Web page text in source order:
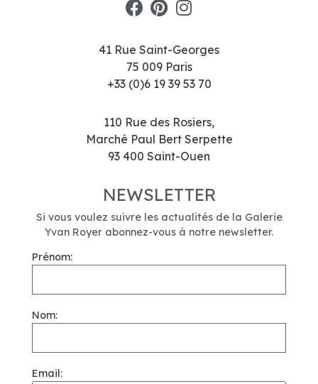
41 Rue Saint-Georges
75 009 Paris
+33 (0)6 19 39 53 70
110 Rue des Rosiers,
Marché Paul Bert Serpette
93 400 Saint-Ouen
NEWSLETTER
Si vous voulez suivre les actualités de la Galerie
Yvan Royer abonnez-vous à notre newsletter.
Prénom:
Nom:
Email: